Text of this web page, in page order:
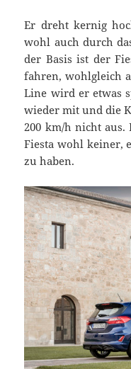
Er dreht kernig
wohl auch durch
der Basis ist der
fahren, wohlgleich
Line wird er etwas
wieder mit und die
200 km/h nicht aus.
Fiesta wohl keiner,
zu haben.